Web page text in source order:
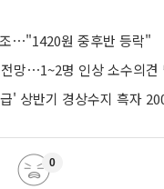
⋯"1420원 중후반 등락"
망⋯1~2명 인상 소수의견
' 상반기 경상수지 흑자
0